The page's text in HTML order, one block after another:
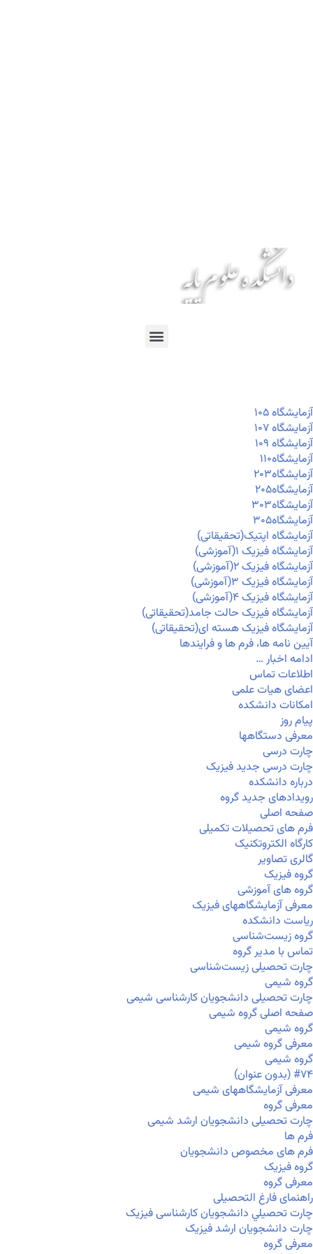
آزمايشگاه ۱۰۵
آزمايشگاه ۱۰۷
آزمايشگاه ۱۰۹
آزمايشگاه۱۱۰
آزمايشگاه۲۰۳
آزمايشگاه۲۰۵
آزمايشگاه۳۰۳
آزمايشگاه۳۰۵
آزمایشگاه اپتیک(تحقیقاتی)
آزمایشگاه فیزیک ۱(آموزشی)
آزمایشگاه فیزیک ۲(آموزشی)
آزمایشگاه فیزیک ۳(آموزشی)
آزمایشگاه فیزیک ۴(آموزشی)
آزمایشگاه فیزیک حالت جامد(تحقیقاتی)
آزمایشگاه فیزیک هسته ای(تحقیقاتی)
آیین نامه ها، فرم ها و فرایندها
ادامه اخبار …
اطلاعات تماس
اعضای هیات علمی
امکانات دانشکده
پیام روز
معرفی دستگاهها
چارت درسی
چارت درسی جدید فیزیک
درباره دانشکده
رویدادهای جدید گروه
صفحه اصلی
فرم های تحصیلات تکمیلی
کارگاه الکتروتکنیک
گالری تصاویر
گروه فیزیک
گروه های آموزشی
معرفی آزمایشگاههای فیزیک
ریاست دانشکده
گروه زیست‌شناسی
تماس با مدیر گروه
چارت تحصیلی زیست‌شناسی
گروه شیمی
چارت تحصیلی دانشجویان کارشناسی شیمی
صفحه اصلی گروه شیمی
گروه شیمی
معرفی گروه شیمی
گروه شیمی
#۷۴ (بدون عنوان)
معرفی آزمایشگاههای شیمی
معرفی گروه
چارت تحصیلی دانشجویان ارشد شیمی
فرم ها
فرم های مخصوص دانشجویان
گروه فیزیک
معرفی گروه
راهنمای فارغ التحصیلی
چارت تحصيلي دانشجویان کارشناسی فیزیک
چارت دانشجویان ارشد فیزیک
معرفی گروه